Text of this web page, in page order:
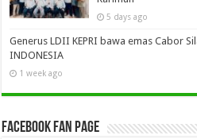
5 days ago
Generus LDII KEPRI bawa emas Cabor
INDONESIA
1 week ago
Facebook Fan Page